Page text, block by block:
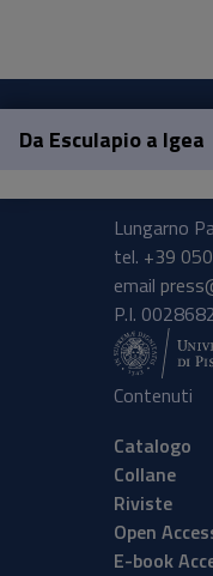
Da Esculapio a Igea
Lungarno
tel. +39
email
P.I.
Contenuti
Catalogo
Collane
Riviste
Open
E-book